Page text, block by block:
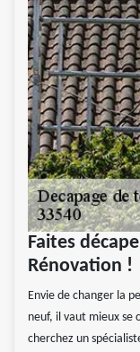
Faites
Rénovation !
Envie de changer la
neuf, il vaut mieux se
cherchez un